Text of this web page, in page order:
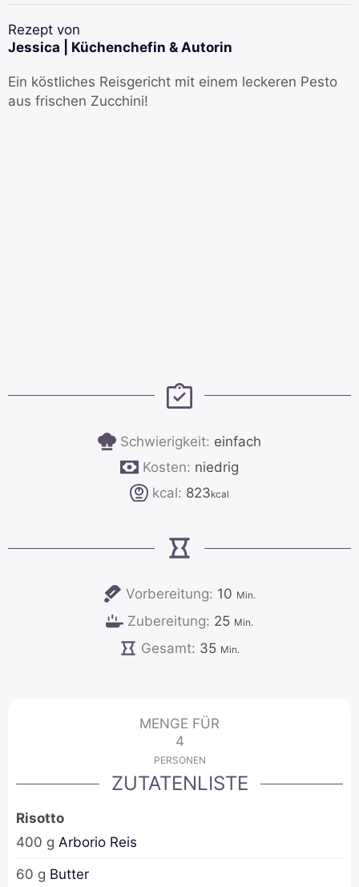
Rezept von
Jessica | Küchenchefin & Autorin
Ein köstliches Reisgericht mit einem leckeren Pesto
aus frischen Zucchini!
Schwierigkeit: einfach
Kosten: niedrig
kcal: 823kcal
Vorbereitung: 10Minuten
Min.
Zubereitung: 25Minuten
Min.
Gesamt: 35Minuten
Min.
MENGE FÜR
4
PERSONEN
ZUTATENLISTE
Risotto
400 g Arborio Reis
60 g Butter